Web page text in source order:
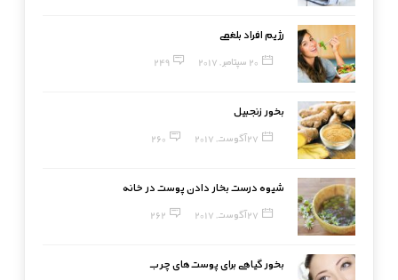
رژیم افراد بلغمی
20 سپتامبر, 2017 249
بخور زنجبیل
27 آگوست, 2017 260
شیوه درست بخار دادن پوست در خانه
27 آگوست, 2017 262
بخور گیاهی برای پوست‌های چرب